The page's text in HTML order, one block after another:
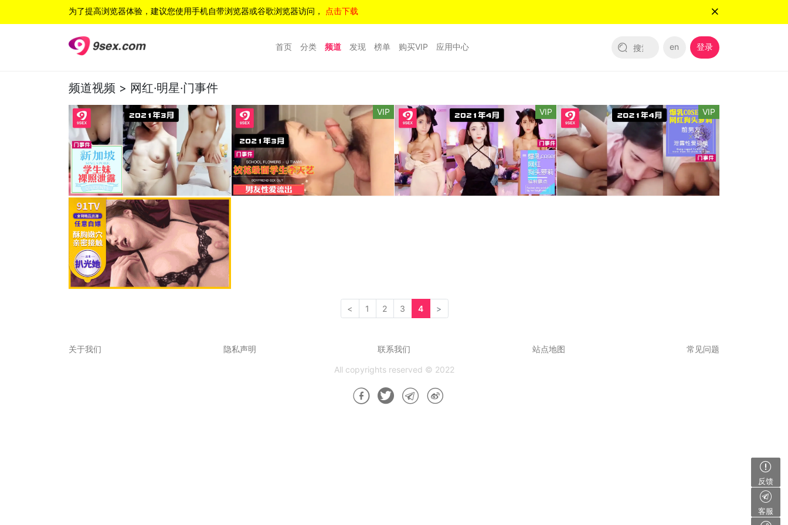
为了提高浏览器体验，建议您使用手机自带浏览器或谷歌浏览器访问， 点击下载
首页 分类 频道 发现 榜单 购买VIP 应用中心 en 登录
频道视频 > 网红·明星·门事件
VIP VIP VIP
< 1 2 3 4 >
反馈
客服
关于我们 隐私声明 联系我们 站点地图 常见问题
All copyrights reserved © 2022